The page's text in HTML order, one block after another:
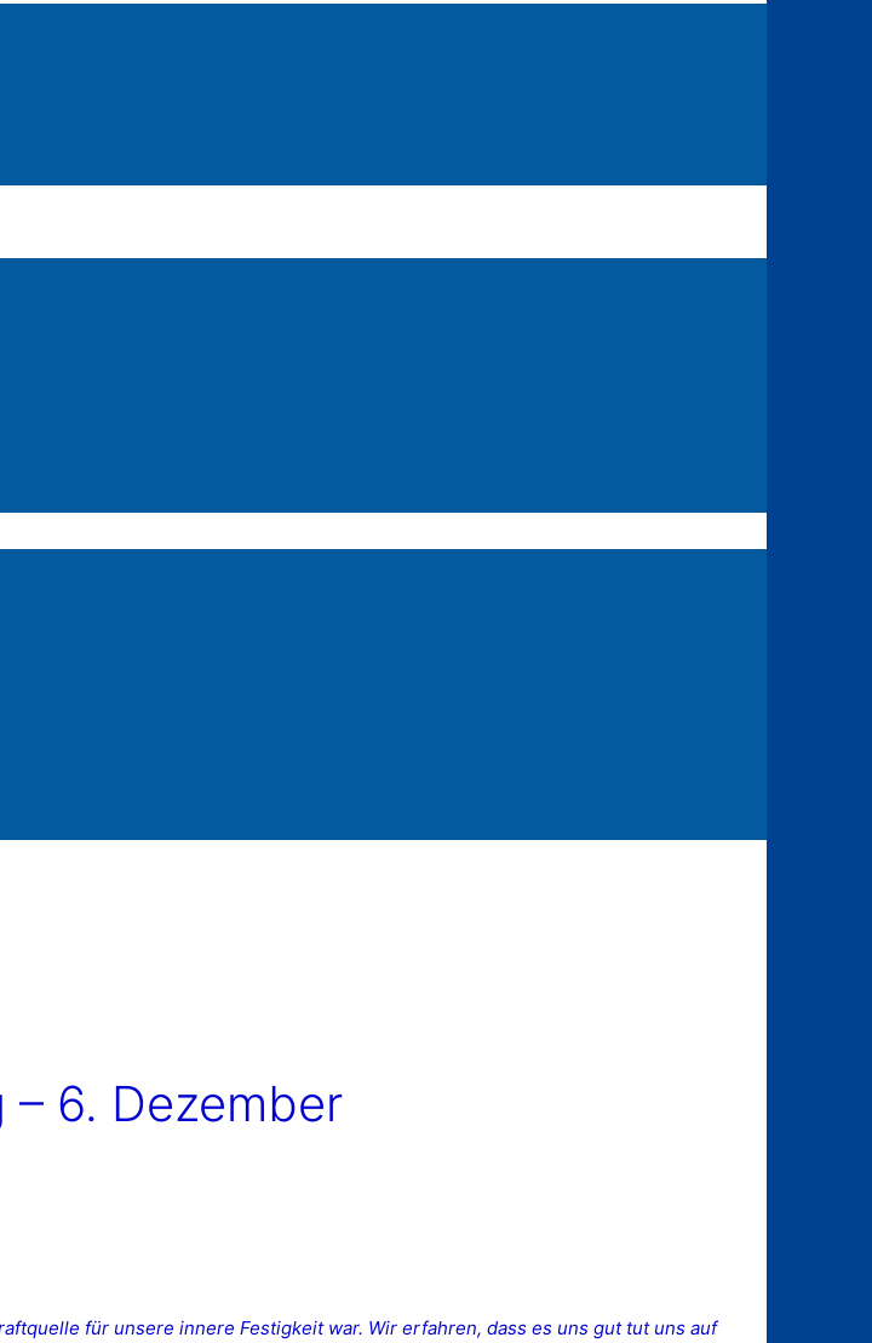
– 6. Dezember
für unsere innere Festigkeit war. Wir erfahren, dass es uns gut tut uns auf